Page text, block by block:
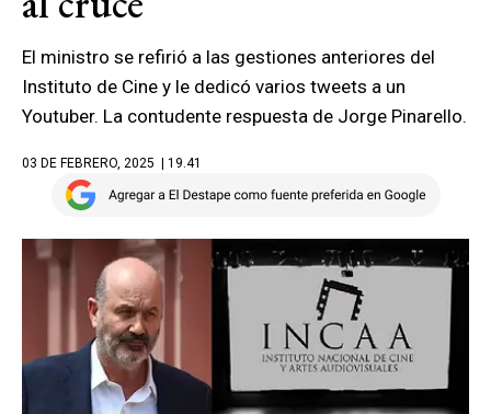
El ministro se refirió a las gestiones anteriores del
Instituto de Cine y le dedicó varios tweets a un
Youtuber. La contudente respuesta de Jorge Pinarello.
03 DE FEBRERO, 2025 | 19.41